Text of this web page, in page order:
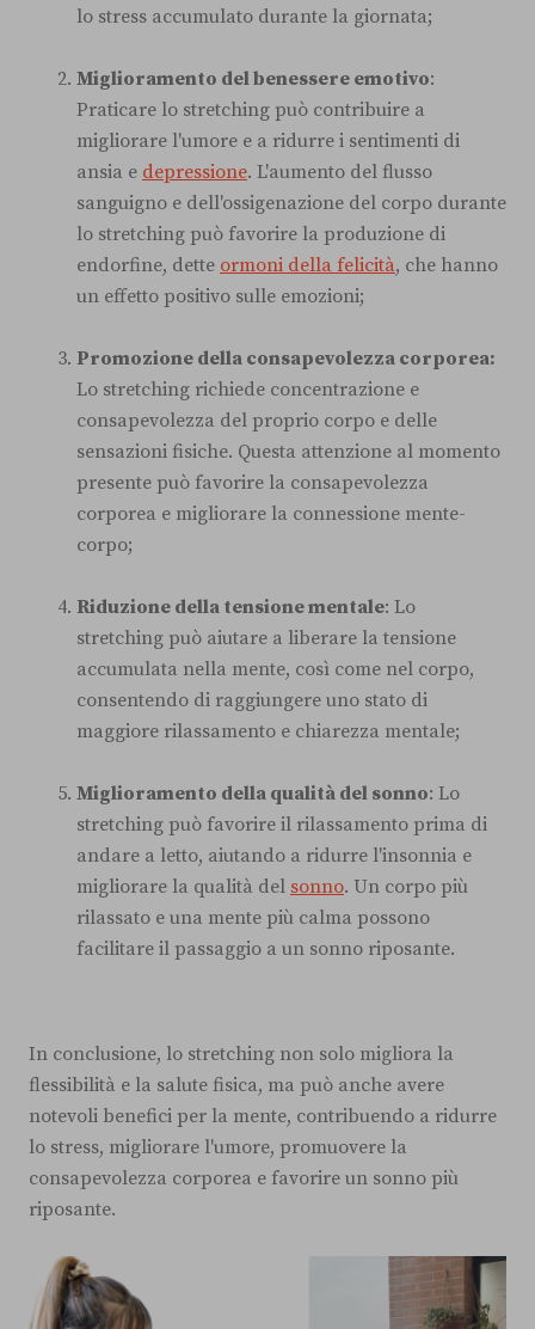
lo stress accumulato durante la giornata;
Miglioramento del benessere emotivo:
Praticare lo stretching può contribuire a
migliorare l'umore e a ridurre i sentimenti di
ansia e depressione. L'aumento del flusso
sanguigno e dell'ossigenazione del corpo durante
lo stretching può favorire la produzione di
endorfine, dette ormoni della felicità, che hanno
un effetto positivo sulle emozioni;
Promozione della consapevolezza corporea:
Lo stretching richiede concentrazione e
consapevolezza del proprio corpo e delle
sensazioni fisiche. Questa attenzione al momento
presente può favorire la consapevolezza
corporea e migliorare la connessione mente-
corpo;
Riduzione della tensione mentale: Lo
stretching può aiutare a liberare la tensione
accumulata nella mente, così come nel corpo,
consentendo di raggiungere uno stato di
maggiore rilassamento e chiarezza mentale;
Miglioramento della qualità del sonno: Lo
stretching può favorire il rilassamento prima di
andare a letto, aiutando a ridurre l'insonnia e
migliorare la qualità del sonno. Un corpo più
rilassato e una mente più calma possono
facilitare il passaggio a un sonno riposante.
In conclusione, lo stretching non solo migliora la
flessibilità e la salute fisica, ma può anche avere
notevoli benefici per la mente, contribuendo a ridurre
lo stress, migliorare l'umore, promuovere la
consapevolezza corporea e favorire un sonno più
riposante.